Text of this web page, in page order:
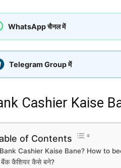
WhatsApp चैनल में
Telegram Group में
Cashier Kaise
of Contents
Cashier Kaise Bane? How to
बैंक कैशियर कैसे बने?